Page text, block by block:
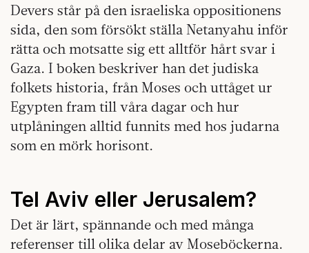
Devers står på den israeliska oppositionens
sida, den som försökt ställa Netanyahu inför
rätta och motsatte sig ett alltför hårt svar i
Gaza. I boken beskriver han det judiska
folkets historia, från Moses och uttåget ur
Egypten fram till våra dagar och hur
utplåningen alltid funnits med hos judarna
som en mörk horisont.
Tel Aviv eller Jerusalem?
Det är lärt, spännande och med många
referenser till olika delar av Moseböckerna.